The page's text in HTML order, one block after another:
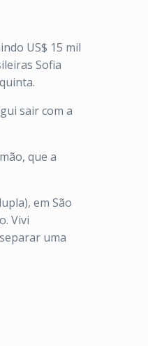
US$ 15 mil
Sofia
sair com a
que a
em São
Vivi
uma